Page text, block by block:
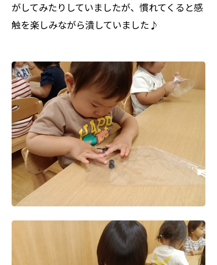
がしてみたりしていましたが、慣れてくると感
触を楽しみながら潰していました♪